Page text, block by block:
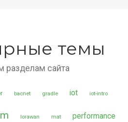
темы
разделам сайта
bacnet gradle iot iot-intro
lorawan mat performance